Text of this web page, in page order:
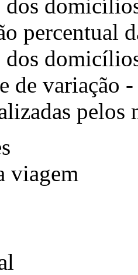
dos
percentual
dos
de variação
viagem